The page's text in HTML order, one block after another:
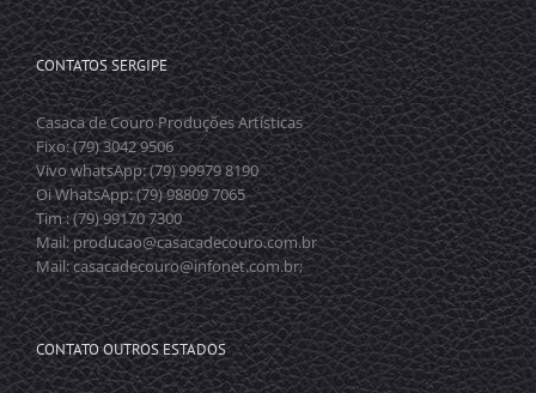
CONTATOS SERGIPE
Casaca de Couro Produções Artísticas
Fixo: (79) 3042 9506
Vivo whatsApp: (79) 99979 8190
Oi WhatsApp: (79) 98809 7065
Tim : (79) 99170 7300
Mail: producao@casacadecouro.com.br
Mail: casacadecouro@infonet.com.br;
CONTATO OUTROS ESTADOS